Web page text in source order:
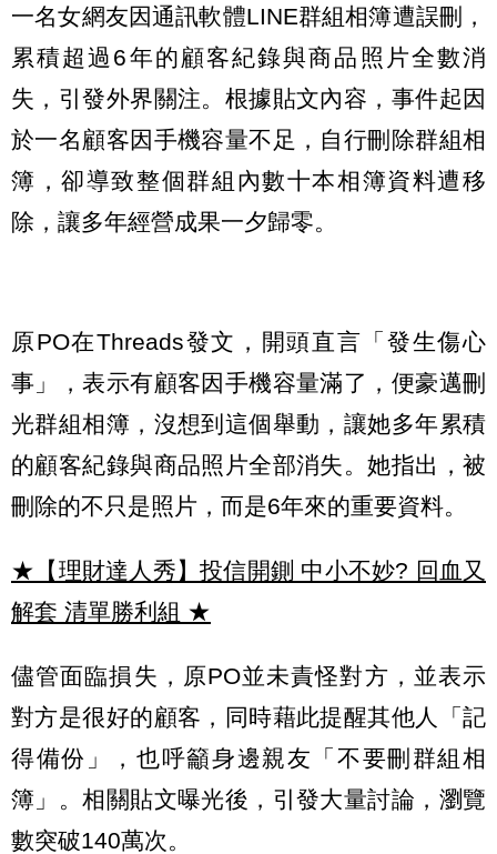
一名女網友因通訊軟體LINE群組相簿遭誤刪，
累積超過6年的顧客紀錄與商品照片全數消
失，引發外界關注。根據貼文內容，事件起因
於一名顧客因手機容量不足，自行刪除群組相
簿，卻導致整個群組內數十本相簿資料遭移
除，讓多年經營成果一夕歸零。
原PO在Threads發文，開頭直言「發生傷心
事」，表示有顧客因手機容量滿了，便豪邁刪
光群組相簿，沒想到這個舉動，讓她多年累積
的顧客紀錄與商品照片全部消失。她指出，被
刪除的不只是照片，而是6年來的重要資料。
★【理財達人秀】投信開鍘 中小不妙? 回血又
解套 清單勝利組 ★
儘管面臨損失，原PO並未責怪對方，並表示
對方是很好的顧客，同時藉此提醒其他人「記
得備份」，也呼籲身邊親友「不要刪群組相
簿」。相關貼文曝光後，引發大量討論，瀏覽
數突破140萬次。